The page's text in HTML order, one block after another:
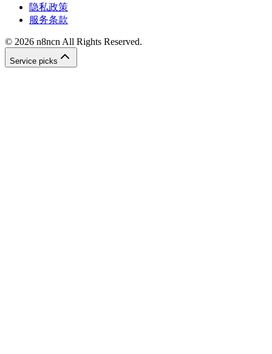
隐私政策
服务条款
© 2026 n8ncn All Rights Reserved.
Service picks